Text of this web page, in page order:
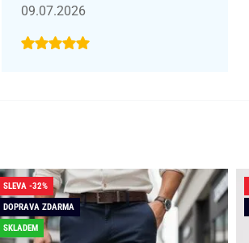
09.07.2026
SLEVA -32%
DOPRAVA ZDARMA
SKLADEM